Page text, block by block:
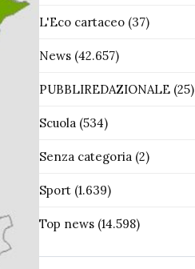
L'Eco cartaceo(37)
News(42.657)
PUBBLIREDAZIONALE(25)
Scuola(534)
Senza categoria(2)
Sport(1.639)
Top news(14.598)